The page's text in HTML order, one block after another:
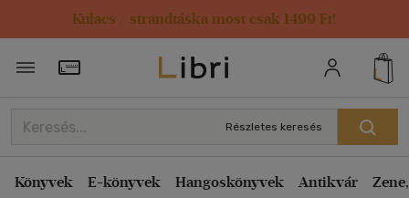
Kulacs / strandtáska most csak 1499 Ft!
Törzsvásárlói Kártya adatai
Részletes keresés
Könyvek E-könyvek Hangoskönyvek Antikvár
Rendezés
Kiadás éve szerint csökkenő
Ár szerint csökkenő